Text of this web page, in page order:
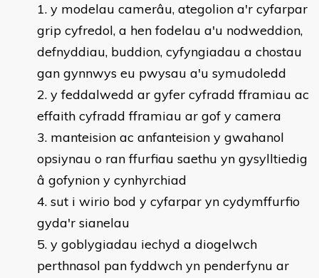
y modelau camerâu, ategolion a'r cyfarpar
grip cyfredol, a hen fodelau a'u nodweddion,
defnyddiau, buddion, cyfyngiadau a chostau
gan gynnwys eu pwysau a'u symudoledd
y feddalwedd ar gyfer cyfradd fframiau ac
effaith cyfradd fframiau ar gof y camera
manteision ac anfanteision y gwahanol
opsiynau o ran ffurfiau saethu yn gysylltiedig
â gofynion y cynhyrchiad
sut i wirio bod y cyfarpar yn cydymffurfio
gyda'r sianelau
y goblygiadau iechyd a diogelwch
perthnasol pan fyddwch yn penderfynu ar